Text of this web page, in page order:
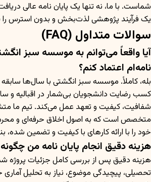
شماست. با ما، نه تنها یک پایان نامه عالی
یک فرآیند پژوهشی لذت‌بخش و بدون استرس را
سوالات متداول (FAQ)
آیا واقعاً می‌توانم به موسسه سبز
نامه‌ام اعتماد کنم؟
بله، کاملاً. موسسه سبز انگشتی با سال‌ها
کسب رضایت دانشجویان بی‌شمار در اقبالیه و
شفافیت، کیفیت و تعهد عمل می‌کند. تیم ما
متخصص است که به اصول اخلاق حرفه‌ای و
خود را با ارائه کارهای با کیفیت و تضمین شده،
هزینه دقیق انجام پایان نامه من
هزینه دقیق پس از بررسی کامل جزئیات پروژه
تحصیلی، پیچیدگی موضوع، نیاز به تحلیل